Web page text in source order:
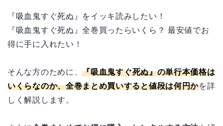
『吸血鬼すぐ死ぬ』をイッキ読みしたい！
『吸血鬼すぐ死ぬ』全巻買ったらいくら？ 最安値でお
得に手に入れたい！
そんな方のために、『吸血鬼すぐ死ぬ』の単行本価格は
いくらなのか、全巻まとめ買いすると値段は何円かを詳
しく解説します。